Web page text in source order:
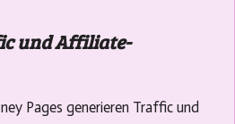
und Affiliate-
Pages generieren Traffic und